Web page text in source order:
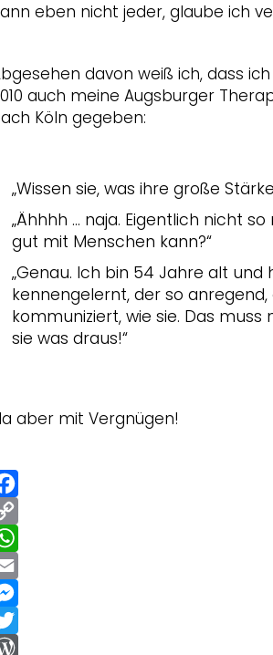
eben nicht jeder, glaube ich
davon weiß ich, dass
auch meine Augsburger
Köln gegeben:
„Wissen sie, was ihre große
„Ähhhh … naja. Eigentlich nicht
gut mit Menschen kann?“
„Genau. Ich bin 54 Jahre alt
kennengelernt, der so
kommuniziert, wie sie. Das
sie was draus!“
aber mit Vergnügen!